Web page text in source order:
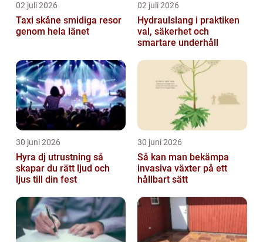
02 juli 2026
Taxi skåne smidiga resor
genom hela länet
02 juli 2026
Hydraulslang i praktiken
val, säkerhet och
smartare underhåll
30 juni 2026
Hyra dj utrustning så
skapar du rätt ljud och
ljus till din fest
30 juni 2026
Så kan man bekämpa
invasiva växter på ett
hållbart sätt